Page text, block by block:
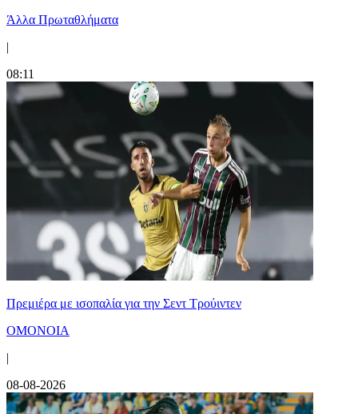
Άλλα Πρωταθλήματα
|
08:11
Πρεμιέρα με ισοπαλία για την Σεντ Τρούιντεν
ΟΜΟΝΟΙΑ
|
08-08-2026